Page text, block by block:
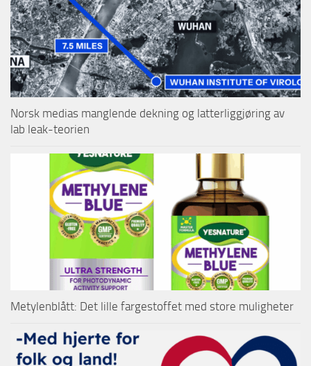
Norsk medias manglende dekning og latterliggjøring av
lab leak-teorien
Metylenblått: Det lille fargestoffet med store muligheter